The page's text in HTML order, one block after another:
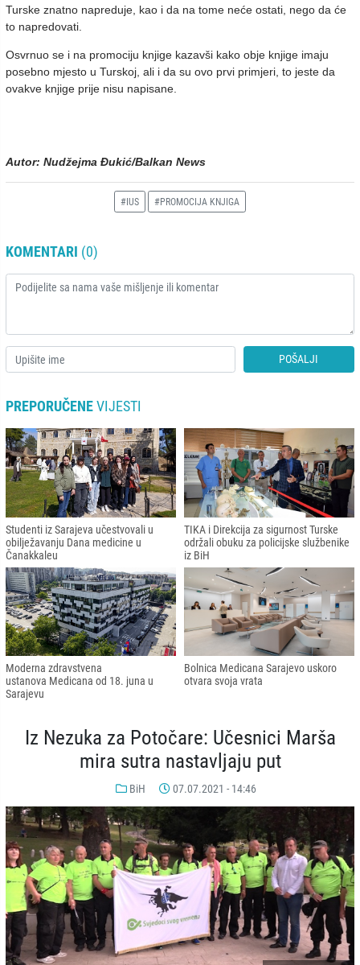
Turske znatno napreduje, kao i da na tome neće ostati, nego da će
to napredovati.
Osvrnuo se i na promociju knjige kazavši kako obje knjige imaju
posebno mjesto u Turskoj, ali i da su ovo prvi primjeri, to jeste da
ovakve knjige prije nisu napisane.
Autor: Nudžejma Đukić/Balkan News
#IUS #PROMOCIJA KNJIGA
KOMENTARI (0)
POŠALJI
PREPORUČENEVIJESTI
Studenti iz Sarajeva učestvovali u
obilježavanju Dana medicine u
Čanakkaleu
TIKA i Direkcija za sigurnost Turske
održali obuku za policijske službenike
iz BiH
Moderna zdravstvena
ustanova Medicana od 18. juna u
Sarajevu
Bolnica Medicana Sarajevo uskoro
otvara svoja vrata
Iz Nezuka za Potočare: Učesnici Marša
mira sutra nastavljaju put
BiH 07.07.2021 - 14:46